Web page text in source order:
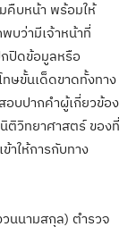
คืบหน้า พร้อมให้
บว่ามีเจ้าหน้าที่
กปิดข้อมูลหรือ
ษขั้นเด็ดขาดทั้งทาง
อบปากคำผู้เกี่ยวข้อง
ติวิทยาศาสตร์ ของที่
าให้การกับทาง
นนามสกุล) ตำรวจ